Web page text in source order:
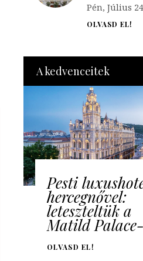
Pén, Július
OLVASD EL!
A kedvenceitek
Pesti
hercegnővel:
leteszteltük a
Matild
OLVASD EL!